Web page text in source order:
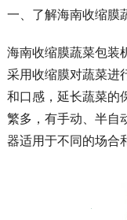
一、了解海南收缩膜
海南收缩膜蔬菜包装
采用收缩膜对蔬菜进
和口感，延长蔬菜的
繁多，有手动、半自
器适用于不同的场合